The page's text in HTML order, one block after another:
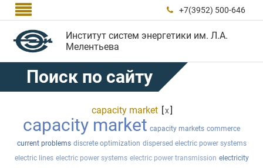
  +7(3952) 500-646
Институт систем энергетики им. Л.А.
Мелентьева
Поиск по сайту
capacity market [x]
capacity market capacity markets commerce
current problems discrete optimization dispersed electric power systems
electric lines electric power systems electric power transmission electricity